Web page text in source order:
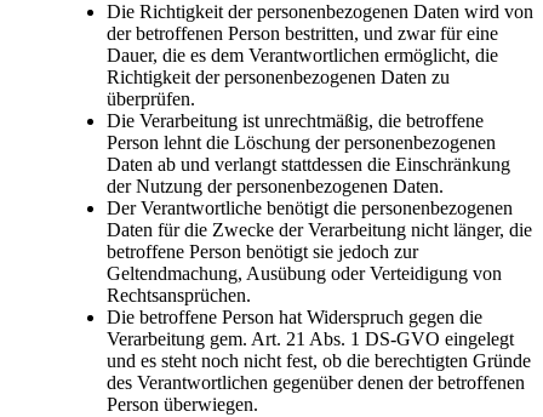
Die Richtigkeit der personenbezogenen Daten wird von
der betroffenen Person bestritten, und zwar für eine
Dauer, die es dem Verantwortlichen ermöglicht, die
Richtigkeit der personenbezogenen Daten zu
überprüfen.
Die Verarbeitung ist unrechtmäßig, die betroffene
Person lehnt die Löschung der personenbezogenen
Daten ab und verlangt stattdessen die Einschränkung
der Nutzung der personenbezogenen Daten.
Der Verantwortliche benötigt die personenbezogenen
Daten für die Zwecke der Verarbeitung nicht länger, die
betroffene Person benötigt sie jedoch zur
Geltendmachung, Ausübung oder Verteidigung von
Rechtsansprüchen.
Die betroffene Person hat Widerspruch gegen die
Verarbeitung gem. Art. 21 Abs. 1 DS-GVO eingelegt
und es steht noch nicht fest, ob die berechtigten Gründe
des Verantwortlichen gegenüber denen der betroffenen
Person überwiegen.